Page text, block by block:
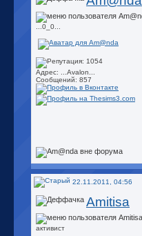
...0_0...
Адрес: ...Avalon...
Сообщений: 857
22.11.2011, 04:56
Amitisa
активист